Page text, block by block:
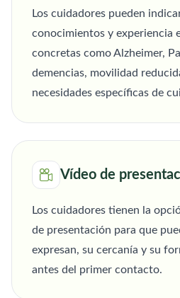
Los cuidadores pueden
conocimientos y experiencia
concretas como Alzheimer,
demencias, movilidad
necesidades específicas de
Vídeo de
Los cuidadores tienen la
de presentación para que
expresan, su cercanía y su
antes del primer contacto.